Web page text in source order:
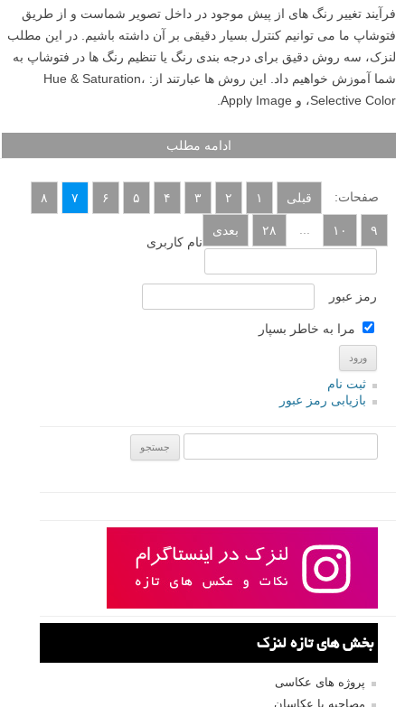
فرآیند تغییر رنگ های از پیش موجود در داخل تصویر شماست و از طریق
فتوشاپ ما می توانیم کنترل بسیار دقیقی بر آن داشته باشیم. در این مطلب
لنزک، سه روش دقیق برای درجه بندی رنگ یا تنظیم رنگ ها در فتوشاپ به
شما آموزش خواهیم داد. این روش ها عبارتند از: Hue & Saturation،
Selective Color، و Apply Image.
ادامه مطلب
صفحات: قبلی ۱ ۲ ۳ ۴ ۵ ۶ ۷ ۸
۹ ۱۰ ۲۸
بعدی
نام کاربری
رمز عبور
مرا به خاطر بسپار
ثبت نام
بازیابی رمز عبور
بخش های تازه لنزک
پروژه های عکاسی
مصاحبه با عکاسان